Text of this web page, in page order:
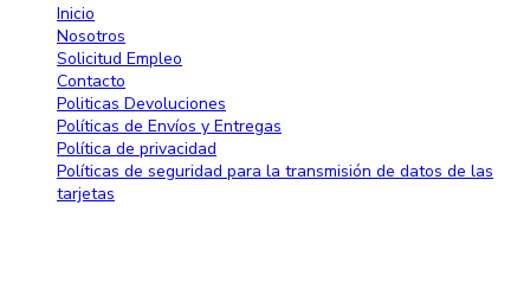
Inicio
Nosotros
Solicitud Empleo
Contacto
Politicas Devoluciones
Políticas de Envíos y Entregas
Política de privacidad
Políticas de seguridad para la transmisión de datos de las
tarjetas